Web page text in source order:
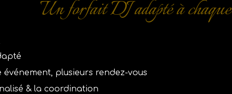
Un forfait DJ adapté à
plusieurs rendez-vous
& la coordination